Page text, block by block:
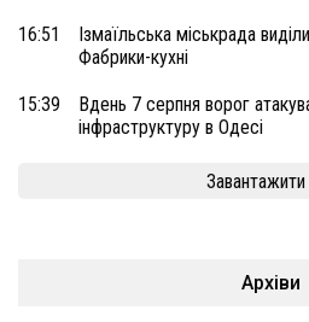
16:51
Ізмаїльська міськрада
Фабрики-кухні
15:39
Вдень 7 серпня ворог
інфраструктуру в Одесі
Архіви